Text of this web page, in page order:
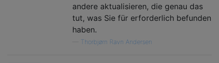
andere aktualisieren, die genau das
tut, was Sie für erforderlich befunden
haben.
Thorbjørn Ravn Andersen